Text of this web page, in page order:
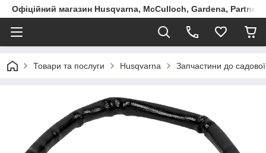
Офіційний магазин Husqvarna, McCulloch, Gardena, Partner
Товари та послуги Husqvarna Запчастини до